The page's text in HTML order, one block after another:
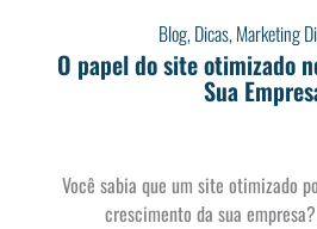
Blog,Dicas,Marketing
O papel do site otimizado
Sua
Você sabia que um site otimizado
crescimento da sua